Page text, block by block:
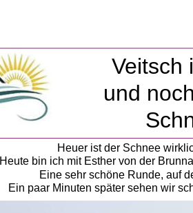
Heuer ist der Schnee
Heute bin ich mit Esther von der
Eine sehr schöne Runde, auf
Ein paar Minuten später sehen wir
Veitsch
und